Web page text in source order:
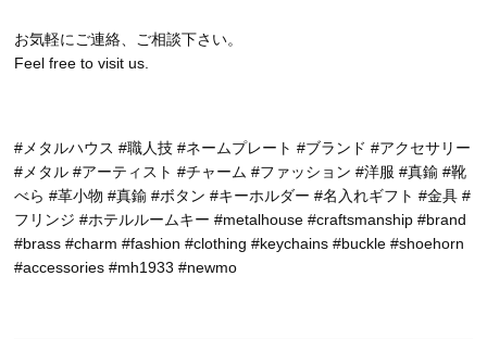
お気軽にご連絡、ご相談下さい。
Feel free to visit us.
#メタルハウス #職人技 #ネームプレート #ブランド #アクセサリー
#メタル #アーティスト #チャーム #ファッション #洋服 #真鍮 #靴
べら #革小物 #真鍮 #ボタン #キーホルダー #名入れギフト #金具 #
フリンジ #ホテルルームキー #metalhouse #craftsmanship #brand
#brass #charm #fashion #clothing #keychains #buckle #shoehorn
#accessories #mh1933 #newmo